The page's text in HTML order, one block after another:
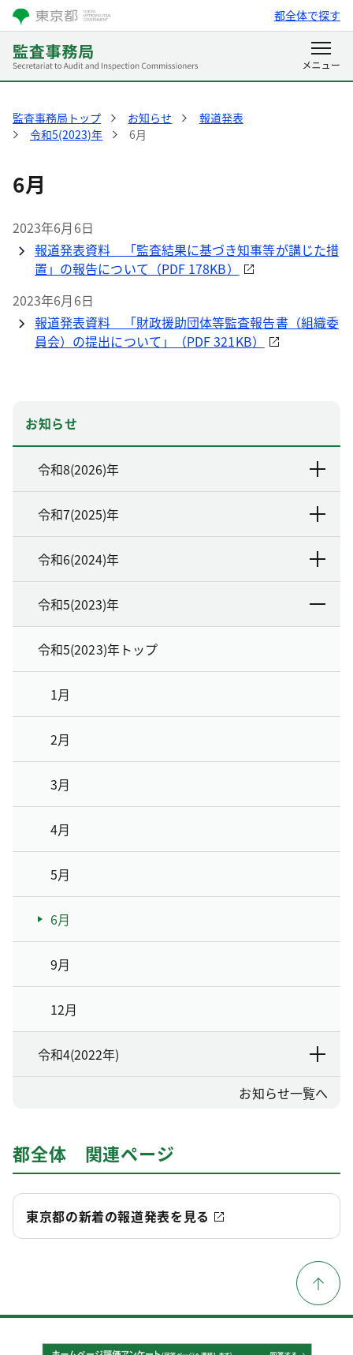
都全体で探す
監査事務局トップ お知らせ
報道発表
令和5(2023)年
6月
6月
2023年6月6日
報道発表資料 「監査結果に基づき知事等が講じた措
置」の報告について（PDF 178KB）
2023年6月6日
報道発表資料 「財政援助団体等監査報告書（組織委
員会）の提出について」（PDF 321KB）
お知らせ
令和8(2026)年
令和7(2025)年
令和6(2024)年
令和5(2023)年
令和5(2023)年トップ
1月
2月
3月
4月
5月
6月
9月
12月
令和4(2022年)
お知らせ一覧へ
都全体 関連ページ
東京都の新着の報道発表を見る